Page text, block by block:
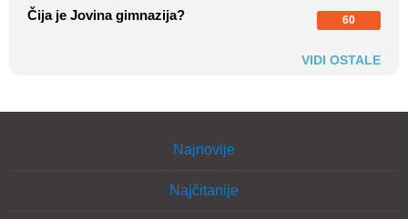
Čija je Jovina gimnazija? 60
VIDI OSTALE
Najnovije
Najčitanije